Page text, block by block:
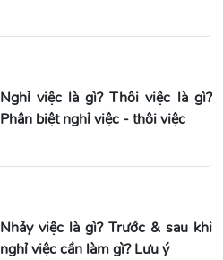
Nghỉ việc là gì? Thôi việc là gì?
Phân biệt nghỉ việc - thôi việc
Nhảy việc là gì? Trước & sau khi
nghỉ việc cần làm gì? Lưu ý